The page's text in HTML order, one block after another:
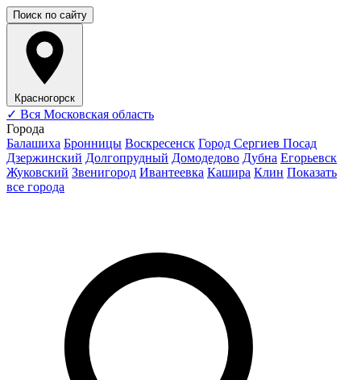
Поиск по сайту
Красногорск
✓ Вся Московская область
Города
Балашиха Бронницы Воскресенск Город Сергиев Посад
Дзержинский Долгопрудный Домодедово Дубна Егорьевск
Жуковский Звенигород Ивантеевка Кашира Клин Показать
все города